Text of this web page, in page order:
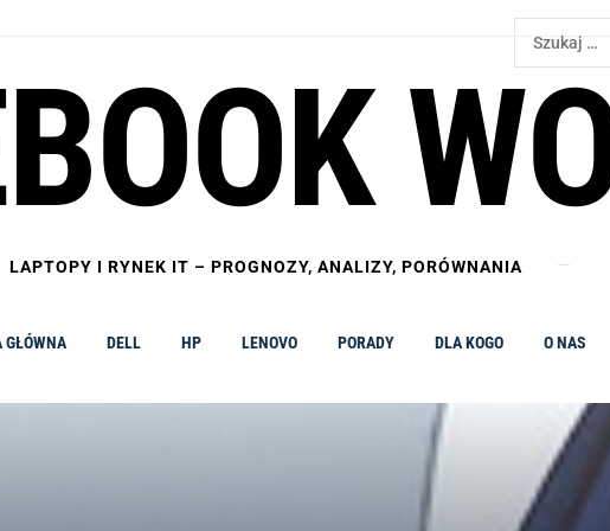
Szukaj:
LAPTOPY I RYNEK IT – PROGNOZY, ANALIZY, PORÓWNANIA
GŁÓWNA DELL HP LENOVO PORADY DLA KOGO O NAS